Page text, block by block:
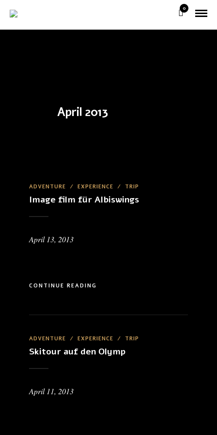
0
April 2013
ADVENTURE / EXPERIENCE / TRIP
Image film für Albiswings
April 13, 2013
CONTINUE READING
ADVENTURE / EXPERIENCE / TRIP
Skitour auf den Olymp
April 11, 2013